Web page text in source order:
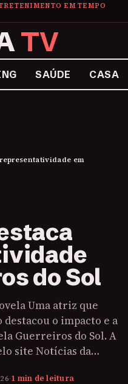
EM TEMPO
TV
SAÚDE CASA
em
do Sol
Uma atriz que
o impacto e a
Guerreiros do Sol. A
site Notícias da…
·1 min de leitura